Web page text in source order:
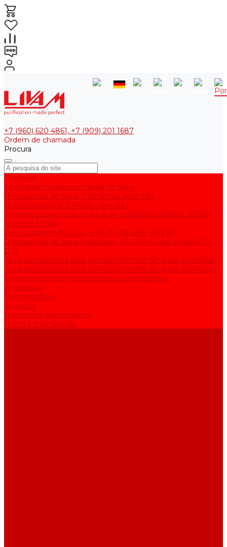
+7 (960) 620 4861, +7 (909) 201 1687
Ordem de chamada
Procura
Catálogo
Equipamento de purificação de água
Destiladores de água, 2-25 l/h (da série АE)
Bidestiladores, 2-12 l/h (da série BE)
Aparelhos para produzir água de qualidade analítica, 5-25 l/h
(da série UPVA)
Deionizadores de água, 5-60 l/h (da série UPVD)
Destiladores de água industriais, 40-210 l/h (das séries ADE,
DE)
Tanques coletores para armazenamento de água purificada
Tanques coletores para armazenamento de água purificada
Reservatórios térmicos para soluções estéreis
Acessórios
Refrigeradores
Suportes
Elementos aquecedores
Filtros e membranas